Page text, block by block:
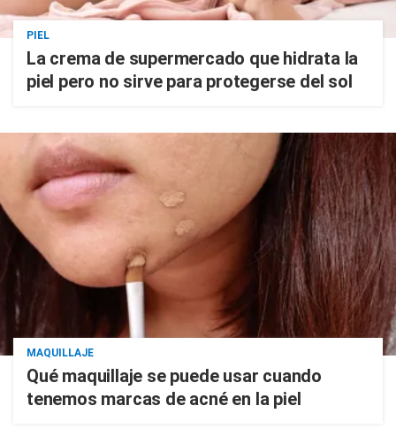
PIEL
La crema de supermercado que hidrata la
piel pero no sirve para protegerse del sol
MAQUILLAJE
Qué maquillaje se puede usar cuando
tenemos marcas de acné en la piel